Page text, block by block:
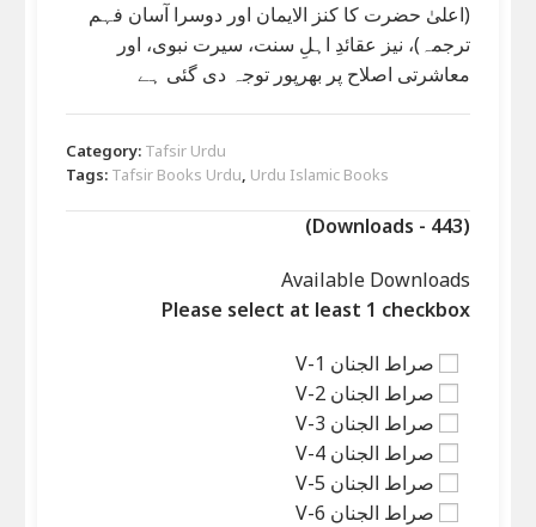
(اعلیٰ حضرت کا کنز الایمان اور دوسرا آسان فہم
ترجمہ)، نیز عقائدِ اہلِ سنت، سیرت نبوی، اور
معاشرتی اصلاح پر بھرپور توجہ دی گئی ہے
Category: Tafsir Urdu
Tags: Tafsir Books Urdu, Urdu Islamic Books
(Downloads - 443)
Available Downloads
Please select at least 1 checkbox
صراط الجنان V-1
صراط الجنان V-2
صراط الجنان V-3
صراط الجنان V-4
صراط الجنان V-5
صراط الجنان V-6